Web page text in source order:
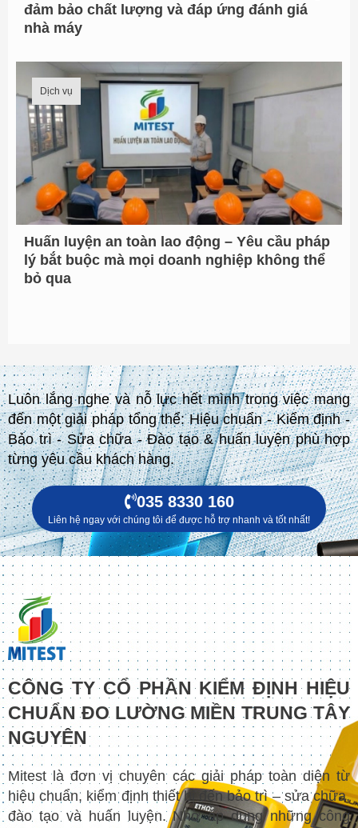
đảm bảo chất lượng và đáp ứng đánh giá
nhà máy
Dịch vụ
Huấn luyện an toàn lao động – Yêu cầu pháp
lý bắt buộc mà mọi doanh nghiệp không thể
bỏ qua
Luôn lắng nghe và nỗ lực hết mình trong việc mang
đến một giải pháp tổng thể: Hiệu chuẩn - Kiểm định -
Bảo trì - Sửa chữa - Đào tạo & huấn luyện phù hợp
từng yêu cầu khách hàng.
035 8330 160
Liên hệ ngay với chúng tôi để được hỗ trợ nhanh và tốt nhất!
CÔNG TY CỔ PHẦN KIỂM ĐỊNH HIỆU
CHUẨN ĐO LƯỜNG MIỀN TRUNG TÂY
NGUYÊN
Mitest là đơn vị chuyên các giải pháp toàn diện từ
hiệu chuẩn, kiểm định thiết bị đến bảo trì – sửa chữa,
đào tạo và huấn luyện. Nhờ áp dụng những công